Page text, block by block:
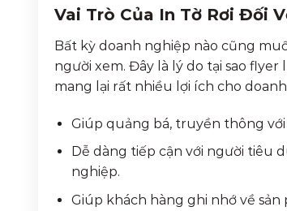
Vai Trò Của In Tờ Rơi Đối
Bất kỳ doanh nghiệp nào cũng
người xem. Đây là lý do tại sao
mang lại rất nhiều lợi ích cho
Giúp quảng bá, truyền thông
Dễ dàng tiếp cận với người tiêu
nghiệp.
Giúp khách hàng ghi nhớ về